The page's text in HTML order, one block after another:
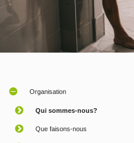
Organisation
Qui sommes-nous?
Que faisons-nous